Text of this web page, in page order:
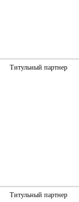
Титульный партнер
Титульный партнер